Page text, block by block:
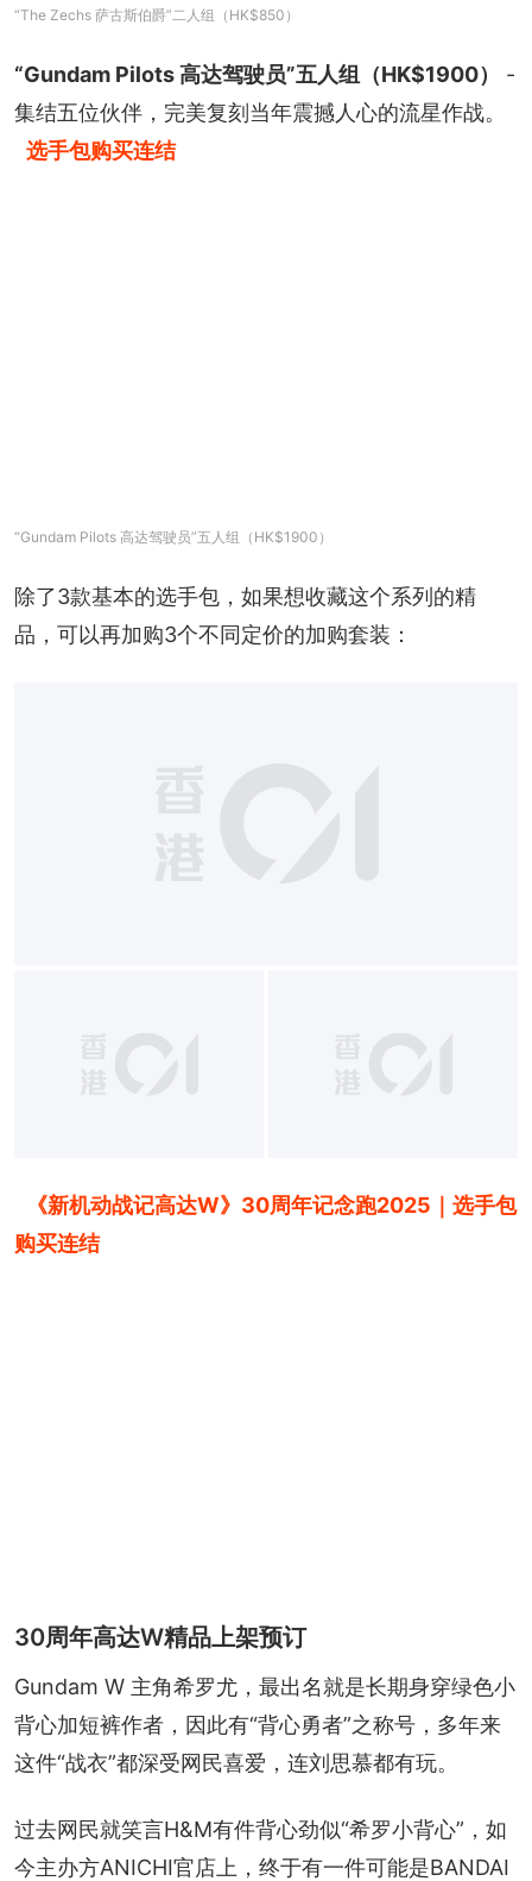
“The Zechs 萨古斯伯爵”二人组（HK$850）
“Gundam Pilots 高达驾驶员”五人组（HK$1900）
-
集结五位伙伴，完美复刻当年震撼人心的流星作战。
选手包购买连结
“Gundam Pilots 高达驾驶员”五人组（HK$1900）
除了3款基本的选手包，如果想收藏这个系列的精
品，可以再加购3个不同定价的加购套装：
《新机动战记高达W》30周年记念跑2025｜选手包
购买连结
30周年高达W精品上架预订
Gundam W 主角希罗尤，最出名就是长期身穿绿色小
背心加短裤作者，因此有“背心勇者”之称号，多年来
这件“战衣”都深受网民喜爱，连刘思慕都有玩。
过去网民就笑言H&M有件背心劲似“希罗小背心”，如
今主办方ANICHI官店上，终于有一件可能是BANDAI